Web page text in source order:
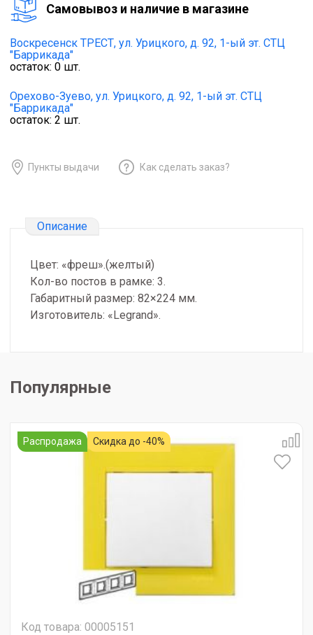
Cамовывоз и наличие в магазине
Воскресенск ТРЕСТ, ул. Урицкого, д. 92, 1-ый эт. СТЦ
"Баррикада"
остаток: 0 шт.
Орехово-Зуево, ул. Урицкого, д. 92, 1-ый эт. СТЦ
"Баррикада"
остаток: 2 шт.
Пункты выдачи Как сделать заказ?
Описание
Цвет: «фреш».(желтый)
Кол-во постов в рамке: 3.
Габаритный размер: 82×224 мм.
Изготовитель: «Legrand».
Популярные
Распродажа Скидка до -40%
Код товара: 00005151